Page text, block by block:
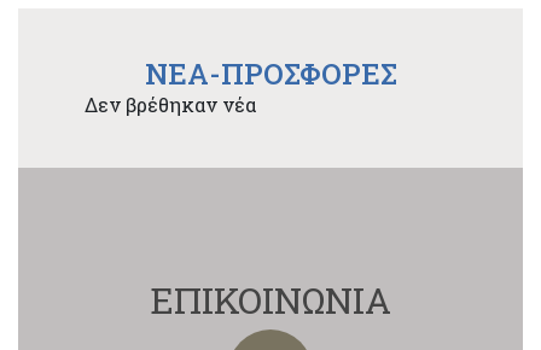
NEA-ΠΡΟΣΦΟΡΕΣ
Δεν βρέθηκαν νέα
ΕΠΙΚΟΙΝΩΝΙΑ